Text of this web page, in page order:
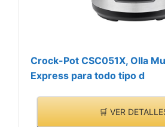
elaborar todo tipo de
recetas y 5 presiones
Crock-Pot CSC051X, Olla
Express para todo tipo d
🛒 VER